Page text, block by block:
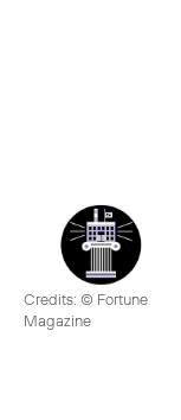
Credits: © Fortune
Magazine